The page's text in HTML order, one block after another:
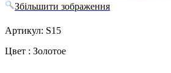
Збільшити зображення
Артикул: S15
Цвет : Золотое